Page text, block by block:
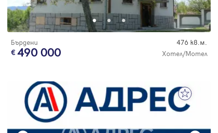
Бърдени 476 кв.м.
490 000 Хотел/Мотел